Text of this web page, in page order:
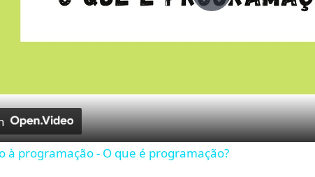
Play
à programação - O que é programação?